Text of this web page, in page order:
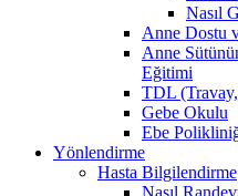
Nasıl
Anne Dostu
Anne
Eğitimi
TDL
Gebe Okulu
Ebe
Yönlendirme
Hasta Bilgilendirme
Nasıl